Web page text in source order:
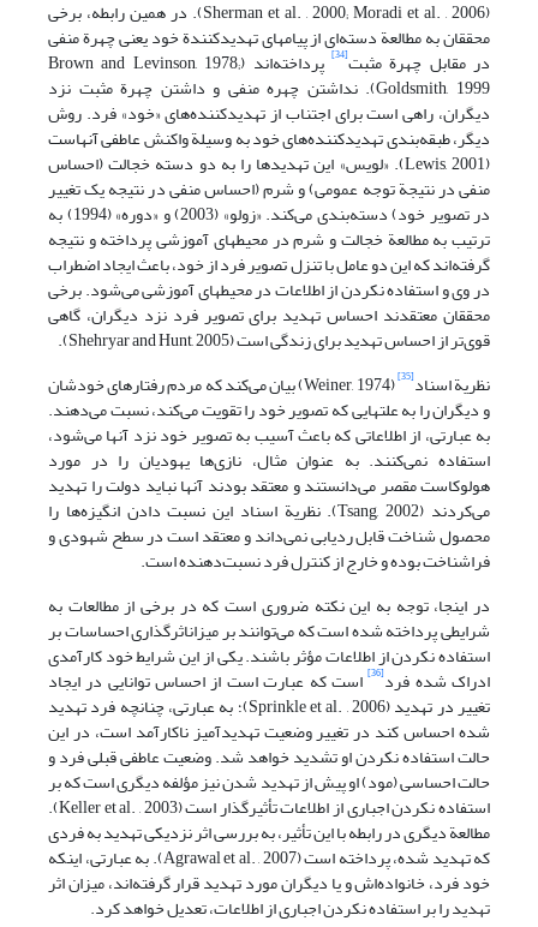
(Sherman et al. , 2000; Moradi et al. , 2006). در همین رابطه، برخی
محققان به مطالعة دسته‌ای از پیامهای تهدیدکنندة خود یعنی چهرة منفی
در مقابل چهرة مثبت[34] پرداخته‌اند (Brown and Levinson, 1978;
Goldsmith, 1999). نداشتن چهره منفی و داشتن چهرة مثبت نزد
دیگران، راهی است برای اجتناب از تهدیدکننده‌های «خود» فرد. روش
دیگر، طبقه‌بندی تهدیدکننده‌های خود به وسیلة واکنش عاطفی آنهاست
(Lewis, 2001). «لویس» این تهدیدها را به دو دسته خجالت (احساس
منفی در نتیجة توجه عمومی) و شرم (احساس منفی در نتیجه یک تغییر
در تصویر خود) دسته‌بندی می‌کند. «زولو» (2003) و «دوره» (1994) به
ترتیب به مطالعة خجالت و شرم در محیطهای آموزشی پرداخته و نتیجه
گرفته‌اند که این دو عامل با تنزل تصویر فرد از خود، باعث ایجاد اضطراب
در وی و استفاده نکردن از اطلاعات در محیطهای آموزشی می‌شود. برخی
محققان معتقدند احساس تهدید برای تصویر فرد نزد دیگران، گاهی
قوی‌تر از احساس تهدید برای زندگی است (Shehryar and Hunt, 2005).
نظریة اسناد[35] (Weiner, 1974) بیان می‌کند که مردم رفتارهای خودشان
و دیگران را به علتهایی که تصویر خود را تقویت می‌کند، نسبت می‌دهند.
به عبارتی، از اطلاعاتی که باعث آسیب به تصویر خود نزد آنها می‌شود،
استفاده نمی‌کنند. به عنوان مثال، نازی‌ها یهودیان را در مورد
هولوکاست مقصر می‌دانستند و معتقد بودند آنها نباید دولت را تهدید
می‌کردند (Tsang, 2002). نظریة اسناد این نسبت دادن انگیزه‌ها را
محصول شناخت قابل ردیابی نمی‌داند و معتقد است در سطح شهودی و
فراشناخت بوده و خارج از کنترل فرد نسبت‌دهنده است.
در اینجا، توجه به این نکته ضروری است که در برخی از مطالعات به
شرایطی پرداخته شده است که می‌توانند بر میزاناثرگذاری احساسات بر
استفاده نکردن از اطلاعات مؤثر باشند. یکی از این شرایط خود کارآمدی
ادراک شده فرد[36] است که عبارت است از احساس توانایی در ایجاد
تغییر در تهدید (Sprinkle et al. , 2006)؛ به عبارتی، چنانچه فرد تهدید
شده احساس کند در تغییر وضعیت تهدید‌آمیز ناکارآمد است، در این
حالت استفاده نکردن او تشدید خواهد شد. وضعیت عاطفی قبلی فرد و
حالت احساسی (مود) او پیش از تهدید شدن نیز مؤلفه دیگری است که بر
استفاده نکردن اجباری از اطلاعات تأثیرگذار است (Keller et al. , 2003).
مطالعة دیگری در رابطه با این تأثیر، به بررسی اثر نزدیکی تهدید به فردی
که تهدید شده، پرداخته است (Agrawal et al. , 2007). به عبارتی، اینکه
خود فرد، خانواده‌اش و یا دیگران مورد تهدید قرار گرفته‌اند، میزان اثر
تهدید را بر استفاده نکردن اجباری از اطلاعات، تعدیل خواهد کرد.